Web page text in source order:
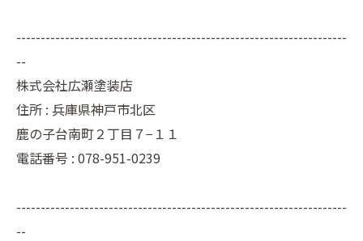
--------------------------------------------------------------------
--
株式会社広瀬塗装店
住所 : 兵庫県神戸市北区
鹿の子台南町２丁目７−１１
電話番号 : 078-951-0239
--------------------------------------------------------------------
--